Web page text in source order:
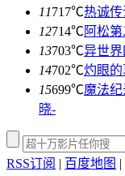
11717℃热诚
12714℃阿松
13703℃异世
14702℃灼眼的
15699℃魔法
晓-
RSS订阅 | 百度地图 |